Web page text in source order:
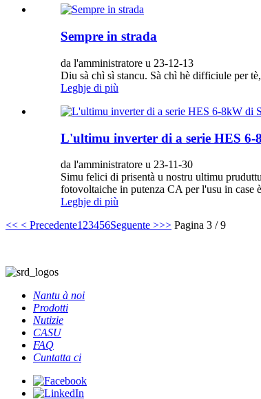
Sempre in strada
da l'amministratore u 23-12-13
Diu sà chì sì stancu. Sà chì hè difficiule per
Leghje di più
L'ultimu inverter di a serie HES
da l'amministratore u 23-11-30
Simu felici di prisentà u nostru ultimu
fotovoltaiche in putenza CA per l'usu in case
Leghje di più
<< < Precedente1 23456Seguente >>> Pagina 3 / 9
Nantu à noi
Prodotti
Nutizie
CASU
FAQ
Cuntatta ci